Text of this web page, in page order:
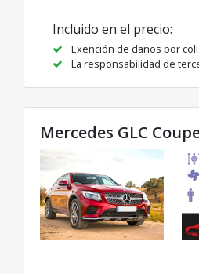
Incluido en el precio:
Exención de daños por
La responsabilidad de
Mercedes GLC